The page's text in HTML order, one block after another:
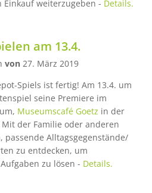
weiterzugeben - Details.
am 13.4.
von 27. März 2019
Spiels ist fertig! Am 13.4. um
seine Premiere im
Museumscafé Goetz in der
der Familie oder anderen
passende Alltagsgegenstände/
zu entdecken, um
zu lösen - Details.